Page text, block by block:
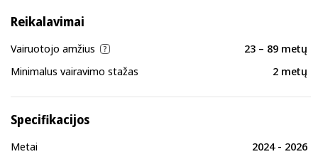
Reikalavimai
Vairuotojo amžius
23 – 89 metų
Minimalus vairavimo stažas
2 metų
Specifikacijos
Metai
2024 - 2026